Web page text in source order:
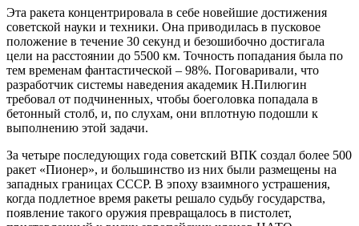
Эта ракета концентрировала в себе новейшие достижения
советской науки и техники. Она приводилась в пусковое
положение в течение 30 секунд и безошибочно достигала
цели на расстоянии до 5500 км. Точность попадания была по
тем временам фантастической – 98%. Поговаривали, что
разработчик системы наведения академик Н.Пилюгин
требовал от подчиненных, чтобы боеголовка попадала в
бетонный столб, и, по слухам, они вплотную подошли к
выполнению этой задачи.
За четыре последующих года советский ВПК создал более 500
ракет «Пионер», и большинство из них были размещены на
западных границах СССР. В эпоху взаимного устрашения,
когда подлетное время ракеты решало судьбу государства,
появление такого оружия превращалось в пистолет,